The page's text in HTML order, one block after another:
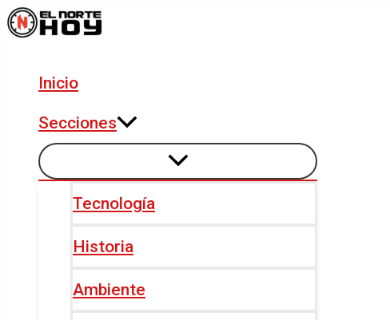
Ir
al
Inicio
Secciones
Tecnología
Historia
Ambiente
Navegación
de